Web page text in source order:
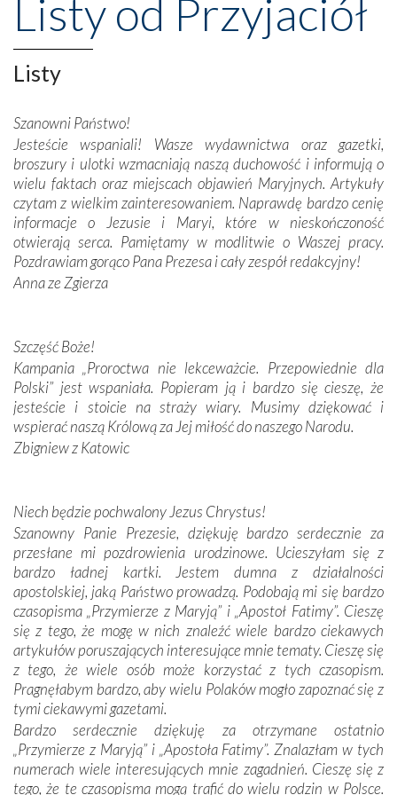
wznoszono na chwałę Bożą, na przykład – w podzięce za
Opatrznościową pomoc w wygranej bitwie o
niepodległość kraju. Zachwyt budziła potężna, a zarazem
misterna architektura tych monumentalnych dzieł,
wspaniałe zdobienia, dbałość ich twórców o detale,
budowniczych.
Podążyliśmy też śladami fatimskich wizjonerów – Łucji
dos Santos oraz świętych Hiacynty i Franciszka Marto.
Modliliśmy się przy ich grobach. Odprawiliśmy Drogę
Krzyżową w ich rodzinnych stronach, odwiedziliśmy
domy, w których żyli.
W miejscu objawień Matki Bożej zapaliliśmy świece
Podczas tej kilkudniowej wyprawy na każdym kroku
spotykaliśmy się z serdeczną otwartością
Portugalczyków. Podziwialiśmy ich ludową sztukę i
zwyczaje. Mimo że nasze kraje są od siebie bardzo
oddalone, w żaden sposób nie czuliśmy się obco.
Sprawiła to oczywiście sama Matka Boża, ale też
kulturowa bliskość biorąca swój początek w naszej
mieliśmy okazję przekonać się, że Maryja swoją opieką
otacza nie tylko nasz naród, lecz wszystkie nacje, które
się Jej ufnie oddają, a także każdą osobę, która zawierza
Jej siebie oraz swych bliskich.
Dzieje Portugalii to również historia wierności Bogu i
odstępstw, także w życiu władców. Trudne momenty w
wymiarze tak osobistym, jak i zbiorowym, przypominają o
konieczności ciągłego zabiegania o własną duszę i o łaskę
Opatrzności. Wierność przynosi pomyślność –
przynajmniej w życiu duchowym. Odstępstwo owocuje
nieszczęściem i śmiercią. Te uniwersalne prawdy
przychodziły na myśl, gdy słuchaliśmy opowieści
przewodników o portugalskich monarchach i wodzach,
Listy od Przyjaciół
Listy
Szanowni Państwo!
Jesteście wspaniali! Wasze wydawnictwa oraz gazetki,
broszury i ulotki wzmacniają naszą duchowość i informują o
wielu faktach oraz miejscach objawień Maryjnych. Artykuły
czytam z wielkim zainteresowaniem. Naprawdę bardzo cenię
informacje o Jezusie i Maryi, które w nieskończoność
otwierają serca. Pamiętamy w modlitwie o Waszej pracy.
Pozdrawiam gorąco Pana Prezesa i cały zespół redakcyjny!
Anna ze Zgierza
Szczęść Boże!
Kampania „Proroctwa nie lekceważcie. Przepowiednie dla
Polski” jest wspaniała. Popieram ją i bardzo się cieszę, że
jesteście i stoicie na straży wiary. Musimy dziękować i
wspierać naszą Królową za Jej miłość do naszego Narodu.
Zbigniew z Katowic
Niech będzie pochwalony Jezus Chrystus!
Szanowny Panie Prezesie, dziękuję bardzo serdecznie za
przesłane mi pozdrowienia urodzinowe. Ucieszyłam się z
bardzo ładnej kartki. Jestem dumna z działalności
apostolskiej, jaką Państwo prowadzą. Podobają mi się bardzo
czasopisma „Przymierze z Maryją” i „Apostoł Fatimy”. Cieszę
się z tego, że mogę w nich znaleźć wiele bardzo ciekawych
artykułów poruszających interesujące mnie tematy. Cieszę się
z tego, że wiele osób może korzystać z tych czasopism.
Pragnęłabym bardzo, aby wielu Polaków mogło zapoznać się z
tymi ciekawymi gazetami.
Bardzo serdecznie dziękuję za otrzymane ostatnio
„Przymierze z Maryją” i „Apostoła Fatimy”. Znalazłam w tych
numerach wiele interesujących mnie zagadnień. Cieszę się z
tego, że te czasopisma mogą trafić do wielu rodzin w Polsce.